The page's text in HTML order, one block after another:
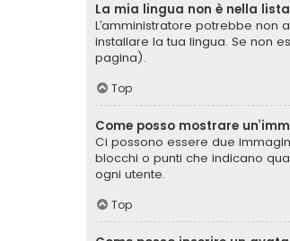
La mia lingua non è nella
L’amministratore potrebbe non
installare la tua lingua. Se non
pagina).
Top
Come posso mostrare
Ci possono essere due
blocchi o punti che indicano
ogni utente.
Top